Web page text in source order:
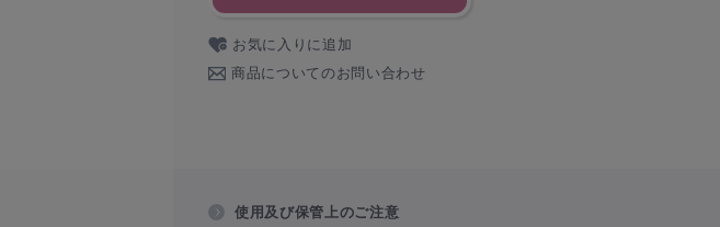
お気に入りに追加
商品についてのお問い合わせ
使用及び保管上のご注意